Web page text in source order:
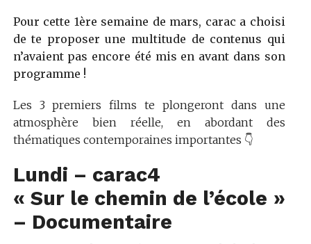
Pour cette 1ère semaine de mars, carac a choisi
de te proposer une multitude de contenus qui
n’avaient pas encore été mis en avant dans son
programme !
Les 3 premiers films te plongeront dans une
atmosphère bien réelle, en abordant des
thématiques contemporaines importantes 👇
Lundi – carac4
« Sur le chemin de l’école »
– Documentaire